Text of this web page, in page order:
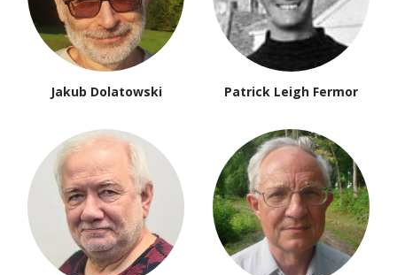
Jakub Dolatowski Patrick Leigh Fermor